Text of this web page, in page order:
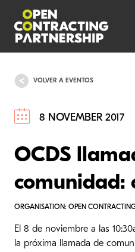
VOLVER A EVENTOS
8 NOVEMBER 2017
OCDS
comunidad:
ORGANISATION: OPEN CONTRACTING
El 8 de noviembre a las
la próxima llamada de